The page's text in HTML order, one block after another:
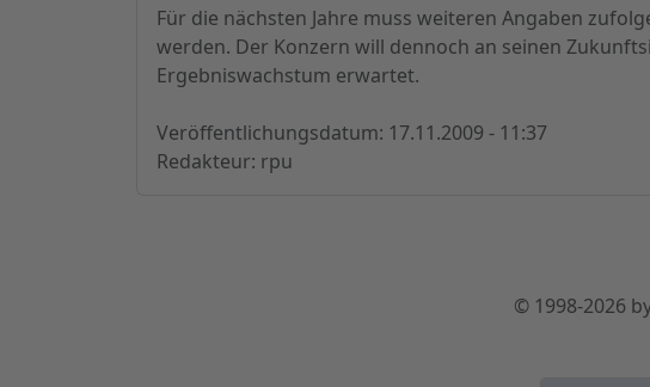
Für die nächsten Jahre muss weiteren Angaben
werden. Der Konzern will dennoch an seinen
Ergebniswachstum erwartet.
Veröffentlichungsdatum: 17.11.2009 - 11:37
Redakteur: rpu
© 1998-2026